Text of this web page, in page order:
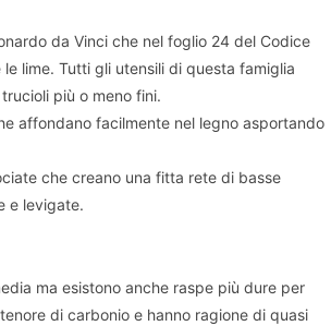
da Vinci che nel foglio 24 del Codice
lime. Tutti gli utensili di questa famiglia
più o meno fini.
affondano facilmente nel legno asportando
che creano una fitta rete di basse
e levigate.
ma esistono anche raspe più dure per
di carbonio e hanno ragione di quasi